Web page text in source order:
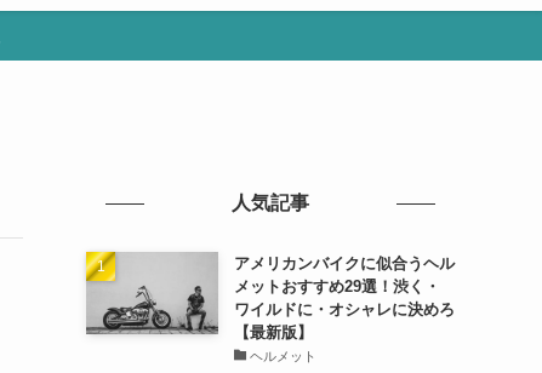
人気記事
アメリカンバイクに似合うヘル
メットおすすめ29選！渋く・
ワイルドに・オシャレに決めろ
【最新版】
ヘルメット